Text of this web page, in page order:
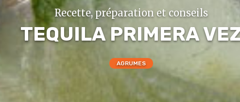
Recette, préparation et conseils
TEQUILA PRIMERA
AGRUMES